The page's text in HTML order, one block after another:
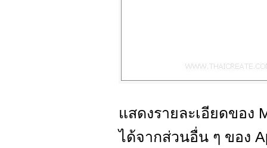
แสดงรายละเอียดของ
ได้จากส่วนอื่น ๆ ของ